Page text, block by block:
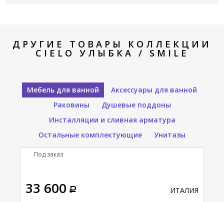
ДРУГИЕ ТОВАРЫ КОЛЛЕКЦИИ
CIELO УЛЫБКА / SMILE
Мебель для ванной
Аксессуары для ванной
Раковины
Душевые поддоны
Инсталляции и сливная арматура
Остальные комплектующие
Унитазы
33 600
ИТАЛИЯ
Под заказ